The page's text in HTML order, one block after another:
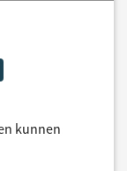
kunnen